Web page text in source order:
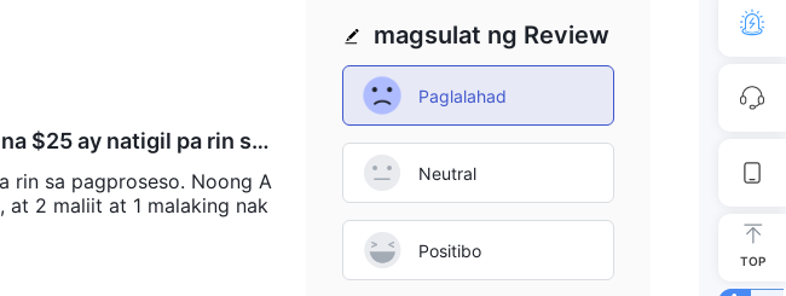
$25 ay natigil pa rin sa
nang walang da
rin sa pagproseso. Noong A
at 2 maliit at 1 malaking nak
magsulat ng Review
Paglalahad
Neutral
Positibo
TOP